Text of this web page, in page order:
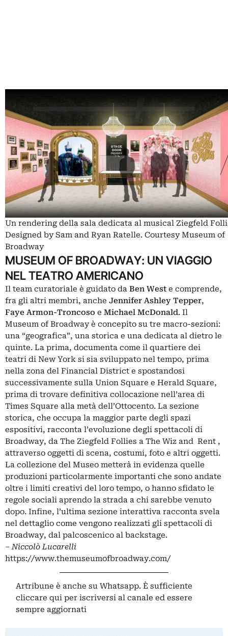
Un rendering della sala dedicata al musical Ziegfeld
Designed by Sam and Ryan Ratelle. Courtesy Museum of
Broadway
MUSEUM OF BROADWAY: UN VIAGGIO
NEL TEATRO AMERICANO
Il team curatoriale è guidato da Ben West e comprende,
fra gli altri membri, anche Jennifer Ashley Tepper,
Faye Armon-Troncoso e Michael McDonald. Il
Museum of Broadway è concepito su tre macro-sezioni:
una “geografica”, una storica e una dedicata al dietro le
quinte. La prima, documenta come il quartiere dei
teatri di New York si sia sviluppato nel tempo, prima
nella zona del Financial District e spostandosi
successivamente sulla Union Square e Herald Square,
prima di trovare definitiva collocazione nell’area di
Times Square alla metà dell’Ottocento. La sezione
storica, che occupa la maggior parte degli spazi
espositivi, racconta l’evoluzione degli spettacoli di
Broadway, da The Ziegfeld Follies a The Wiz and Rent ,
attraverso oggetti di scena, costumi, foto e altri oggetti.
La collezione del Museo metterà in evidenza quelle
produzioni particolarmente importanti che sono andate
oltre i limiti creativi del loro tempo, o hanno sfidato le
regole sociali aprendo la strada a chi sarebbe venuto
dopo. Infine, l’ultima sezione interattiva racconta svela
nel dettaglio come vengono realizzati gli spettacoli di
Broadway, dal palcoscenico al backstage.
–Niccolò Lucarelli
https://www.themuseumofbroadway.com/
Artribune è anche su Whatsapp. È sufficiente
cliccare qui per iscriversi al canale ed essere
sempre aggiornati